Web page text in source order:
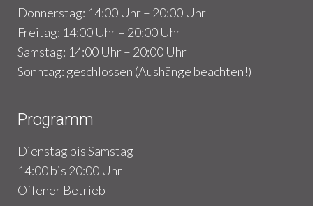
Donnerstag: 14:00 Uhr – 20:00 Uhr
Freitag: 14:00 Uhr – 20:00 Uhr
Samstag: 14:00 Uhr – 20:00 Uhr
Sonntag: geschlossen (Aushänge beachten!)
Programm
Dienstag bis Samstag
14:00 bis 20:00 Uhr
Offener Betrieb